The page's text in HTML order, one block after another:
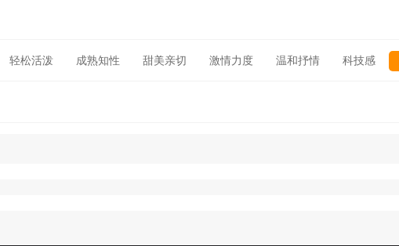
轻松活泼 成熟知性 甜美亲切 激情力度 温和抒情 科技感